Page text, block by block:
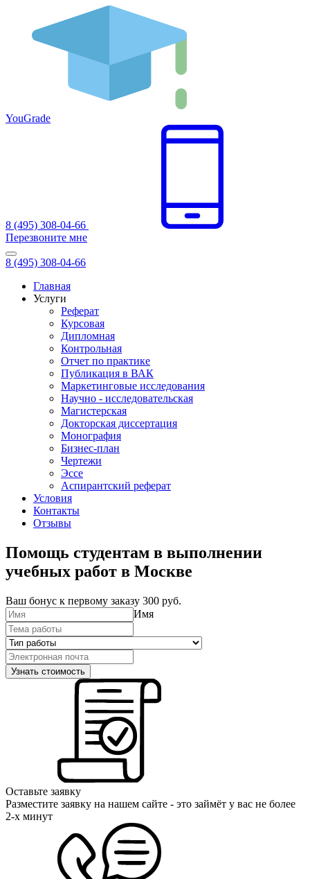
YouGrade
8 (495) 308-04-66
Перезвоните мне
8 (495) 308-04-66
Главная
Услуги
Реферат
Курсовая
Дипломная
Контрольная
Отчет по практике
Публикация в ВАК
Маркетинговые исследования
Научно - исследовательская
Магистерская
Докторская диссертация
Монография
Бизнес-план
Чертежи
Эссе
Аспирантский реферат
Условия
Контакты
Отзывы
Помощь студентам в выполнении
учебных работ в Москве
Ваш бонус к первому заказу 300 руб.
Имя
Оставьте заявку
Разместите заявку на нашем сайте - это займёт у вас не более
2-х минут